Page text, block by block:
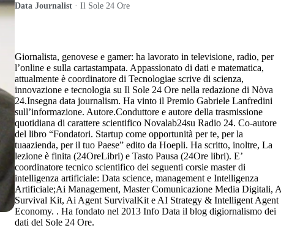
Data Journalist · Il Sole 24 Ore
Giornalista, genovese e gamer: ha lavorato in televisione, radio, per
l’online e sulla cartastampata. Appassionato di dati e matematica,
attualmente è coordinatore di Tecnologiae scrive di scienza,
innovazione e tecnologia su Il Sole 24 Ore nella redazione di Nòva
24.Insegna data journalism. Ha vinto il Premio Gabriele Lanfredini
sull’informazione. Autore.Conduttore e autore della trasmissione
quotidiana di carattere scientifico Novalab24su Radio 24. Co-autore
del libro “Fondatori. Startup come opportunità per te, per la
tuaazienda, per il tuo Paese” edito da Hoepli. Ha scritto, inoltre, La
lezione è finita (24OreLibri) e Tasto Pausa (24Ore libri). E’
coordinatore tecnico scientifico dei seguenti corsie master di
intelligenza artificiale: Data science, management e Intelligenza
Artificiale;Ai Management, Master Comunicazione Media Digitali,
Survival Kit, Ai Agent SurvivalKit e AI Strategy & Intelligent Agent
Economy. . Ha fondato nel 2013 Info Data il blog digiornalismo dei
dati del Sole 24 Ore.